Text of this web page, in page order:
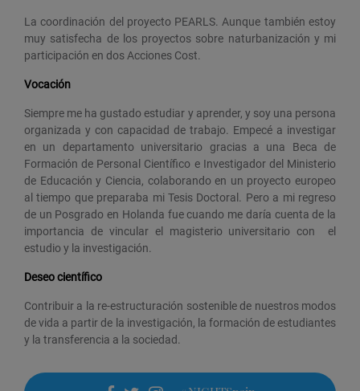
La coordinación del proyecto PEARLS. Aunque también estoy
muy satisfecha de los proyectos sobre naturbanización y mi
participación en dos Acciones Cost.
Vocación
Siempre me ha gustado estudiar y aprender, y soy una persona
organizada y con capacidad de trabajo. Empecé a investigar
en un departamento universitario gracias a una Beca de
Formación de Personal Científico e Investigador del Ministerio
de Educación y Ciencia, colaborando en un proyecto europeo
al tiempo que preparaba mi Tesis Doctoral. Pero a mi regreso
de un Posgrado en Holanda fue cuando me daría cuenta de la
importancia de vincular el magisterio universitario con el
estudio y la investigación.
Deseo científico
Contribuir a la re-estructuración sostenible de nuestros modos
de vida a partir de la investigación, la formación de estudiantes
y la transferencia a la sociedad.